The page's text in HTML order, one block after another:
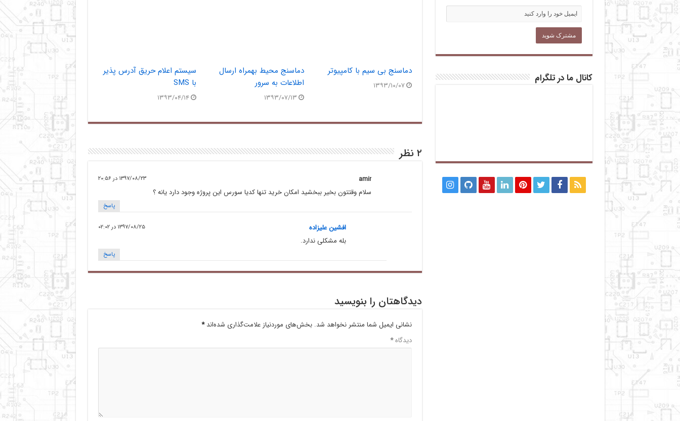
دماسنج بی سیم با کامپیوتر
۱۳۹۳/۱۰/۰۷
دماسنج محیط بهمراه ارسال
اطلاعات به سرور
۱۳۹۳/۰۷/۱۳
سیستم اعلام حریق آدرس پذیر
با SMS
۱۳۹۳/۰۴/۱۴
۲ نظر
amir ۱۳۹۷/۰۸/۲۳ در ۲۰:۵۶
سلام وقتتون بخیر ببخشید امکان خرید تنها کدیا سورس این پروژه وجود دارد یانه ؟
پاسخ
افشین علیزاده ۱۳۹۷/۰۸/۲۵ در ۰۲:۰۲
بله مشکلی ندارد.
پاسخ
دیدگاهتان را بنویسید
نشانی ایمیل شما منتشر نخواهد شد. بخش‌های موردنیاز علامت‌گذاری شده‌اند*
دیدگاه*
کانال ما در تلگرام